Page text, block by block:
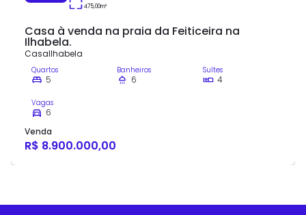
475,00m²
Casa à venda na praia da Feiticeira na
Ilhabela.
CasaIlhabela
Quartos
5
Banheiros
6
Suítes
4
Vagas
6
Venda
R$ 8.900.000,00